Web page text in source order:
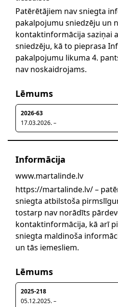
Patērētājiem nav sniegta
pakalpojumu sniedzēju un
kontaktinformācija saziņai
sniedzēju, kā to pieprasa
pakalpojumu likuma 4.
nav noskaidrojams.
Lēmums
2026-63
17.03.2026. –
Informācija
www.martalinde.lv
https://martalinde.lv/ –
sniegta atbilstoša
tostarp nav norādīts
kontaktinformācija, kā arī
sniegta maldinoša
un tās iemesliem.
Lēmums
2025-218
05.12.2025. –